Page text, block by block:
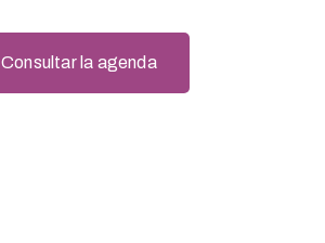
Consultar la agenda